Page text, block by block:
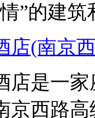
”的建
店(南京
店是一
京西路